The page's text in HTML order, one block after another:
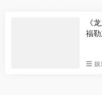
《
福
娱